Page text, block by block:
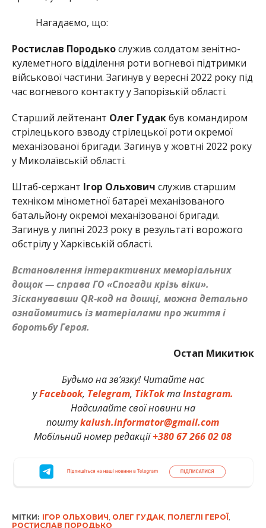
Нагадаємо, що:
Ростислав Породькослужив солдатом зенітно-
кулеметного відділення роти вогневої підтримки
військової частини. Загинув у вересні 2022 року під
час вогневого контакту у Запорізькій області.
Старший лейтенант Олег Гудакбув командиром
стрілецького взводу стрілецької роти окремої
механізованої бригади. Загинув у жовтні 2022 року
у Миколаївській області.
Штаб-сержант Ігор Ольхович служив старшим
техніком мінометної батареї механізованого
батальйону окремої механізованої бригади.
Загинув у липні 2023 року в результаті ворожого
обстрілу у Харківській області.
Встановлення інтерактивних меморіальних
дощок — справа ГО «Спогади крізь віки».
Зісканувавши QR-код на дошці, можна детально
ознайомитись із матеріалами про життя і
боротьбу Героя.
Остап Микитюк
Будьмо на зв’язку! Читайте нас
уFacebook, Telegram, TikTokтаInstagram.
Надсилайте свої новини на
поштуkalush.informator@gmail.com
Мобільний номер редакції+380 67 266 02 08
МІТКИ: ІГОР ОЛЬХОВИЧ ОЛЕГ ГУДАК, ПОЛЕГЛІ ГЕРОЇ,
РОСТИСЛАВ ПОРОДЬКО